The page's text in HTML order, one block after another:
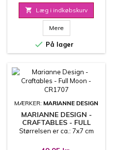
 Læg i indkøbskurv
Mere
 På lager
MÆRKER: MARIANNE DESIGN
MARIANNE DESIGN -
CRAFTABLES - FULL
MOON - CR1707
Størrelsen er ca.: 7x7 cm